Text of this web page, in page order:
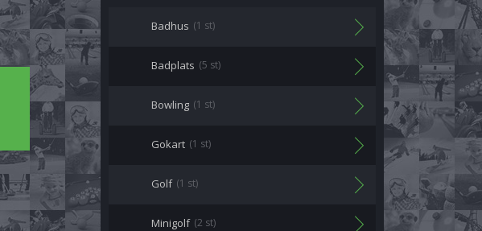
Badhus (1 st)
Badplats (5 st)
Bowling (1 st)
Gokart (1 st)
Golf (1 st)
Minigolf (2 st)